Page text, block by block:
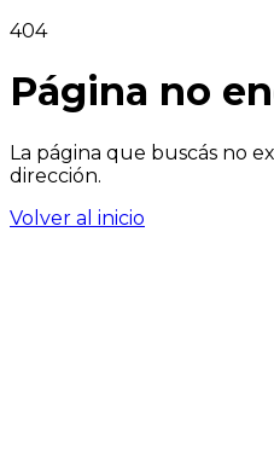
404
Página no
La página que buscás no
dirección.
Volver al inicio